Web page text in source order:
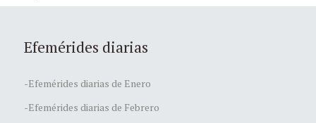
Efemérides diarias
-Efemérides diarias de Enero
-Efemérides diarias de Febrero